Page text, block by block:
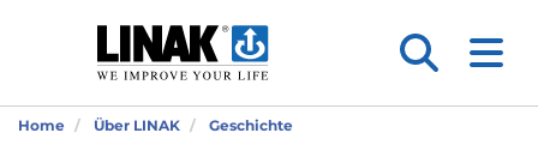
Home Über LINAK Geschichte